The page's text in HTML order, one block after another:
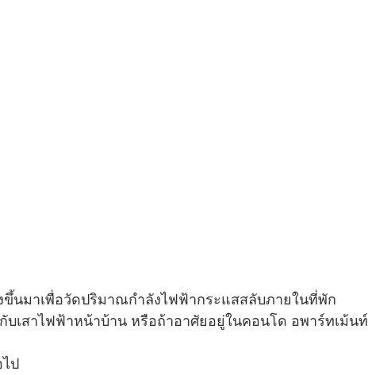
ขึ้นมาเพื่อวัดปริมาณกำลังไฟฟ้ากระแสสลับภายในที่พัก
เสาไฟฟ้าหน้าบ้าน หรือถ้าอาศัยอยู่ในคอนโด อพาร์ทเม้นท์
ป